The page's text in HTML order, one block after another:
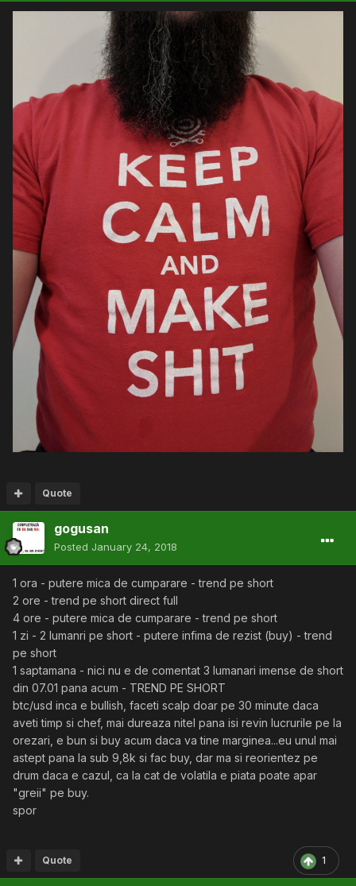
Quote
gogusan
Posted January 24, 2018
1 ora - putere mica de cumparare - trend pe short
2 ore - trend pe short direct full
4 ore - putere mica de cumparare - trend pe short
1 zi - 2 lumanri pe short - putere infima de rezist (buy) - trend
pe short
1 saptamana - nici nu e de comentat 3 lumanari imense de short
din 07.01 pana acum - TREND PE SHORT
btc/usd inca e bullish, faceti scalp doar pe 30 minute daca
aveti timp si chef, mai dureaza nitel pana isi revin lucrurile pe la
orezari, e bun si buy acum daca va tine marginea...eu unul mai
astept pana la sub 9,8k si fac buy, dar ma si reorientez pe
drum daca e cazul, ca la cat de volatila e piata poate apar
"greii" pe buy.
spor
1
Quote